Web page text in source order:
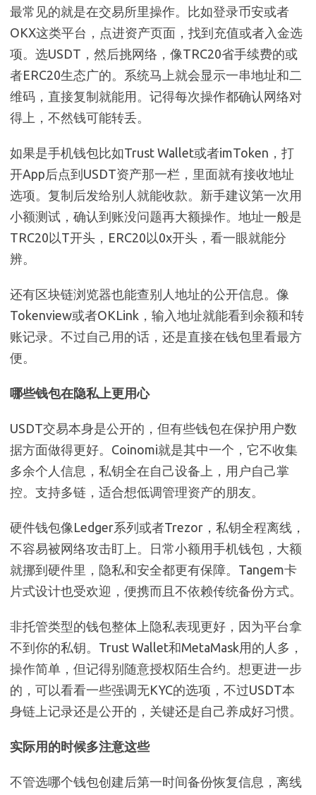
最常见的就是在交易所里操作。比如登录币安或者
OKX这类平台，点进资产页面，找到充值或者入金选
项。选USDT，然后挑网络，像TRC20省手续费的或
者ERC20生态广的。系统马上就会显示一串地址和二
维码，直接复制就能用。记得每次操作都确认网络对
得上，不然钱可能转丢。
如果是手机钱包比如Trust Wallet或者imToken，打
开App后点到USDT资产那一栏，里面就有接收地址
选项。复制后发给别人就能收款。新手建议第一次用
小额测试，确认到账没问题再大额操作。地址一般是
TRC20以T开头，ERC20以0x开头，看一眼就能分
辨。
还有区块链浏览器也能查别人地址的公开信息。像
Tokenview或者OKLink，输入地址就能看到余额和转
账记录。不过自己用的话，还是直接在钱包里看最方
便。
哪些钱包在隐私上更用心
USDT交易本身是公开的，但有些钱包在保护用户数
据方面做得更好。Coinomi就是其中一个，它不收集
多余个人信息，私钥全在自己设备上，用户自己掌
控。支持多链，适合想低调管理资产的朋友。
硬件钱包像Ledger系列或者Trezor，私钥全程离线，
不容易被网络攻击盯上。日常小额用手机钱包，大额
就挪到硬件里，隐私和安全都更有保障。Tangem卡
片式设计也受欢迎，便携而且不依赖传统备份方式。
非托管类型的钱包整体上隐私表现更好，因为平台拿
不到你的私钥。Trust Wallet和MetaMask用的人多，
操作简单，但记得别随意授权陌生合约。想更进一步
的，可以看看一些强调无KYC的选项，不过USDT本
身链上记录还是公开的，关键还是自己养成好习惯。
实际用的时候多注意这些
不管选哪个钱包创建后第一时间备份恢复信息，离线